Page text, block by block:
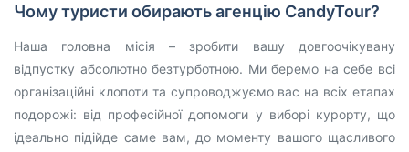
Чому туристи обирають агенцію CandyTour?
Наша головна місія – зробити вашу довгоочікувану
відпустку абсолютно безтурботною. Ми беремо на себе всі
організаційні клопоти та супроводжуємо вас на всіх етапах
подорожі: від професійної допомоги у виборі курорту, що
ідеально підійде саме вам, до моменту вашого щасливого